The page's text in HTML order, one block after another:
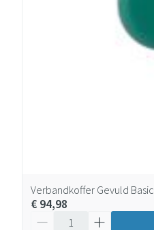
Verbandkoffer Gevuld Basic
€ 94,98